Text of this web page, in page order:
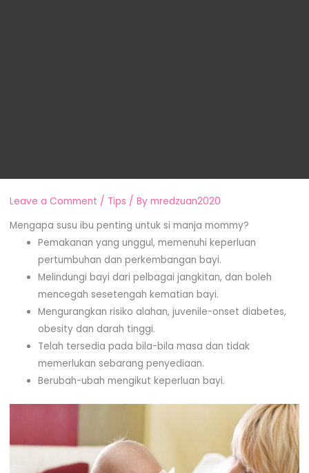
Leave a Comment / Tips / By mredzuan2020
Mengapa susu ibu penting untuk si manja mommy?
Pemakanan yang unggul, memenuhi keperluan
pertumbuhan dan perkembangan bayi.
Melindungi bayi dari pelbagai jangkitan, dan boleh
mencegah sesetengah kematian bayi.
Mengurangkan risiko alahan, juvenile-onset diabetes,
obesity dan darah tinggi.
Telah tersedia pada bila-bila masa dan tidak
memerlukan sebarang penyediaan.
Berubah-ubah mengikut keperluan bayi.